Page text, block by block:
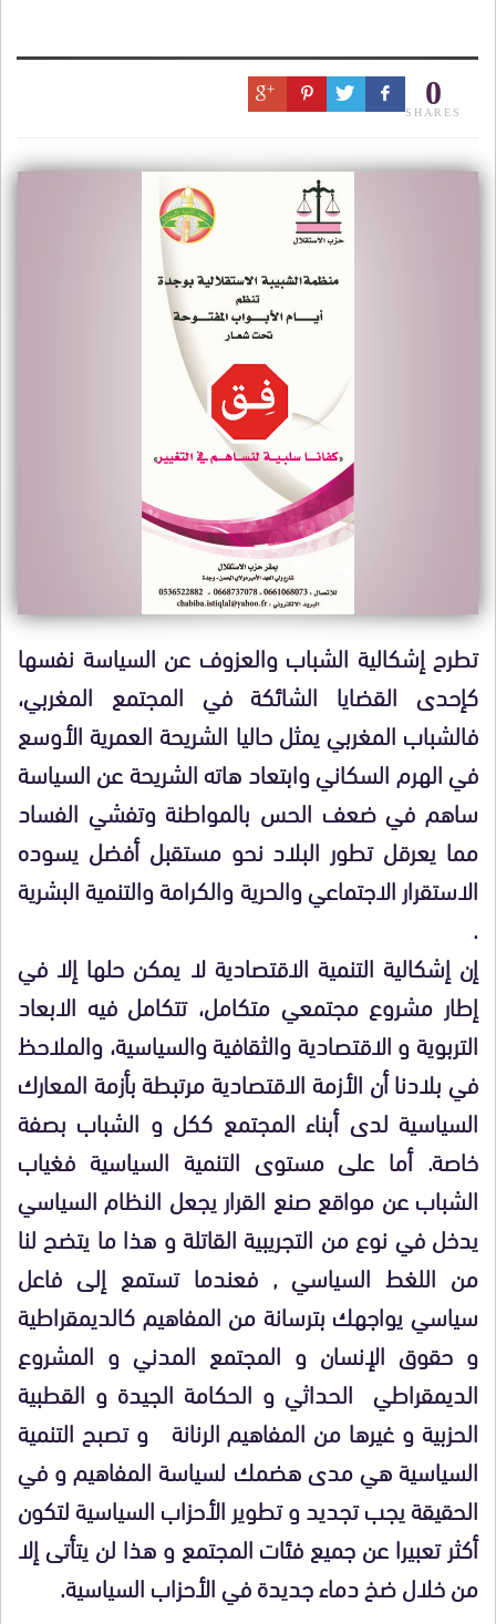
0
SHARES
تطرح إشكالية الشباب والعزوف عن السياسة نفسها
كإحدى القضايا الشائكة في المجتمع المغربي،
فالشباب المغربي يمثل حاليا الشريحة العمرية الأوسع
في الهرم السكاني وابتعاد هاته الشريحة عن السياسة
ساهم في ضعف الحس بالمواطنة وتفشي الفساد
مما يعرقل تطور البلاد نحو مستقبل أفضل يسوده
الاستقرار الاجتماعي والحرية والكرامة والتنمية البشرية
.
إن إشكالية التنمية الاقتصادية لا يمكن حلها إلا في
إطار مشروع مجتمعي متكامل، تتكامل فيه الابعاد
التربوية و الاقتصادية والثقافية والسياسية، والملاحظ
في بلادنا أن الأزمة الاقتصادية مرتبطة بأزمة المعارك
السياسية لدى أبناء المجتمع ككل و الشباب بصفة
خاصة. أما على مستوى التنمية السياسية فغياب
الشباب عن مواقع صنع القرار يجعل النظام السياسي
يدخل في نوع من التجريبية القاتلة و هذا ما يتضح لنا
من اللغط السياسي , فعندما تستمع إلى فاعل
سياسي يواجهك بترسانة من المفاهيم كالديمقراطية
و حقوق الإنسان و المجتمع المدني و المشروع
الديمقراطي الحداثي و الحكامة الجيدة و القطبية
الحزبية و غيرها من المفاهيم الرنانة و تصبح التنمية
السياسية هي مدى هضمك لسياسة المفاهيم و في
الحقيقة يجب تجديد و تطوير الأحزاب السياسية لتكون
أكثر تعبيرا عن جميع فئات المجتمع و هذا لن يتأتى إلا
من خلال ضخ دماء جديدة في الأحزاب السياسية.